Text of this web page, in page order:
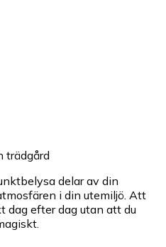
trädgård
delar av din
i din utemiljö. Att
dag efter dag utan att du